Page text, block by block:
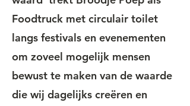
Foodtruck met circulair toilet
langs festivals en evenementen
om zoveel mogelijk mensen
bewust te maken van de waarde
die wij dagelijks creëren en